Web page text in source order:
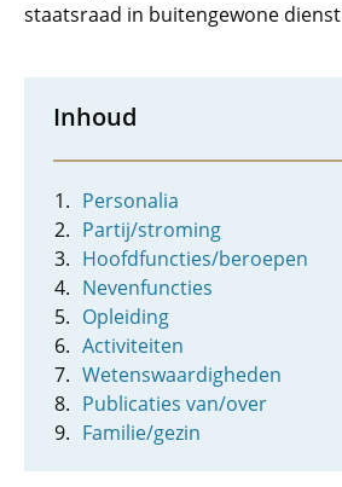
staatsraad in buitengewone dienst
Inhoud
Personalia
Partij/stroming
Hoofdfuncties/beroepen
Nevenfuncties
Opleiding
Activiteiten
Wetenswaardigheden
Publicaties van/over
Familie/gezin